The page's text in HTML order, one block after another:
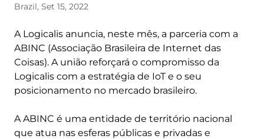
Brazil, Set 15, 2022
A Logicalis anuncia, neste mês, a parceria com a
ABINC (Associação Brasileira de Internet das
Coisas). A união reforçará o compromisso da
Logicalis com a estratégia de IoT e o seu
posicionamento no mercado brasileiro.
A ABINC é uma entidade de território nacional
que atua nas esferas públicas e privadas e